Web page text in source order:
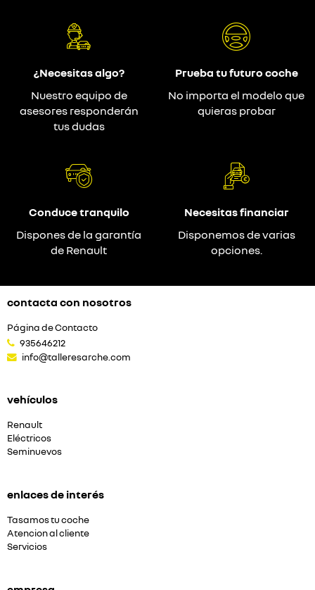
¿Necesitas algo?
Nuestro equipo de
asesores responderán
tus dudas
Prueba tu futuro coche
No importa el modelo que
quieras probar
Conduce tranquilo
Dispones de la garantía
de Renault
Necesitas financiar
Disponemos de varias
opciones.
contacta con nosotros
Página de Contacto
935646212
info@talleresarche.com
vehículos
Renault
Eléctricos
Seminuevos
enlaces de interés
Tasamos tu coche
Atencion al cliente
Servicios